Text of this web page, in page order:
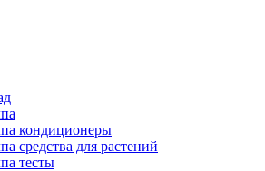
кондиционеры
средства для растений
тесты